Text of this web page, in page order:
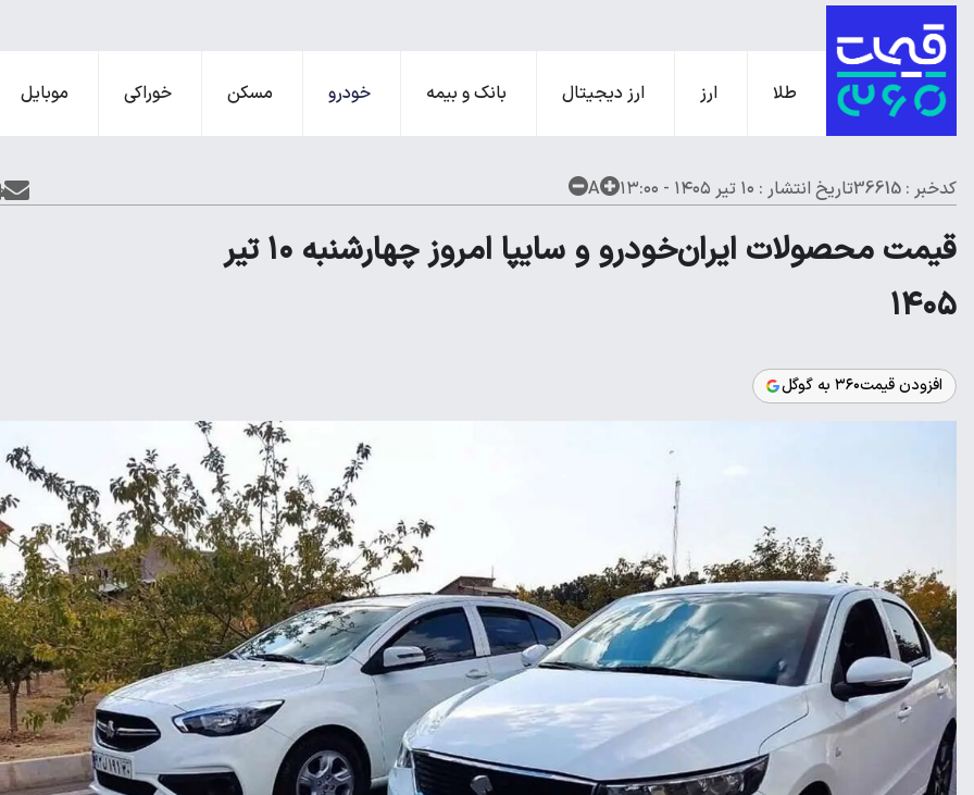
طلا ارز ارز دیجیتال بانک و بیمه خودرو مسکن خوراکی موبایل
کدخبر : 36615 تاریخ انتشار : ۱۰ تیر ۱۴۰۵ - ۱۳:۰۰ A
قیمت محصولات ایران‌خودرو و سایپا امروز چهارشنبه ۱۰ تیر
۱۴۰۵
افزودن قیمت۳۶۰ به گوگل